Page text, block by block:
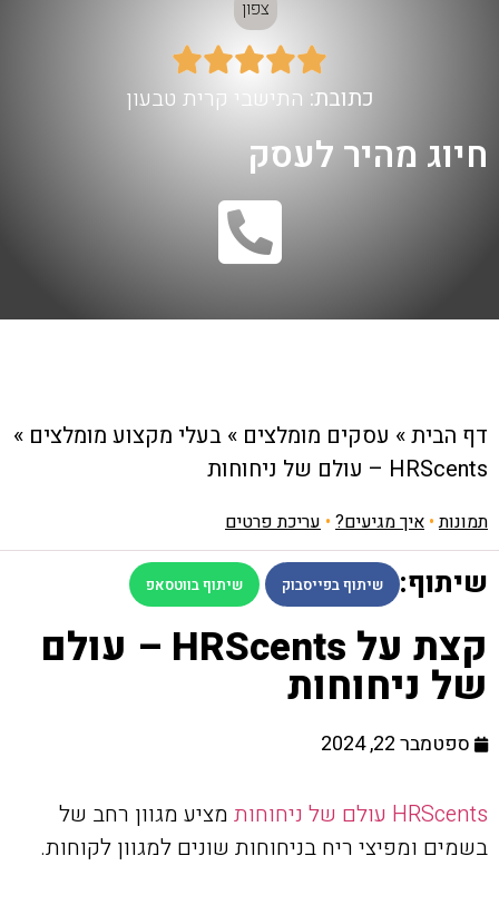
צפון





כתובת: התישבי קרית טבעון
חיוג מהיר לעסק
דף הבית» עסקים מומלצים » בעלי מקצוע מומלצים »
HRScents – עולם של ניחוחות
תמונות• איך מגיעים? • עריכת פרטים
שיתוף: שיתוף בפייסבוק שיתוף בווטסאפ
קצת על HRScents – עולם
של ניחוחות
ספטמבר 22, 2024
HRScents עולם של ניחוחות
מציע מגוון רחב של
בשמים ומפיצי ריח בניחוחות שונים למגוון לקוחות.